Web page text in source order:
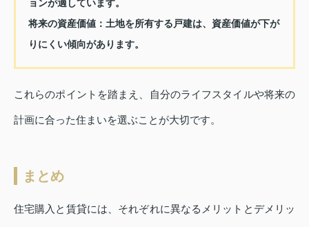
ョンが適しています。
将来の資産価値： 土地を所有する戸建は、資産価値が下が
りにくい傾向があります。
これらのポイントを踏まえ、自分のライフスタイルや将来の
計画に合った住まいを選ぶことが大切です。
まとめ
住宅購入と賃貸には、それぞれに異なるメリットとデメリッ